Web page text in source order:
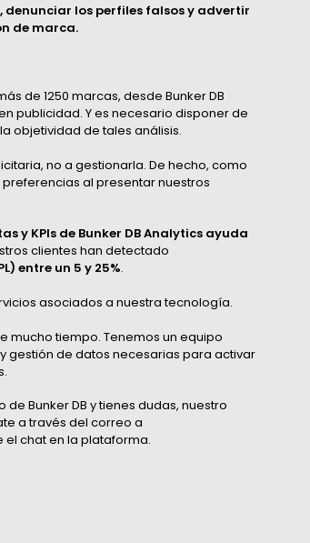
denunciar los perfiles falsos y advertir
de marca.
de 1250 marcas, desde Bunker DB
publicidad. Y es necesario disponer de
objetividad de tales análisis.
no a gestionarla. De hecho, como
al presentar nuestros
y KPIs de Bunker DB Analytics ayuda
clientes han detectado
entre un 5 y 25%.
asociados a nuestra tecnología.
mucho tiempo. Tenemos un equipo
gestión de datos necesarias para activar
de Bunker DB y tienes dudas, nuestro
a través del correo a
chat en la plataforma.